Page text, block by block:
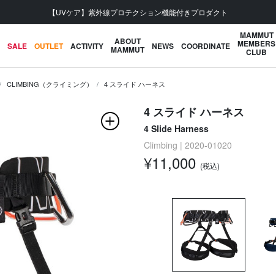
【UVケア】紫外線プロテクション機能付きプロダクト
SALE OUTLET ACTIVITY ABOUT
MAMMUT NEWS COORDINATE
MAMMUT
MEMBERS
CLUB
CLIMBING（クライミング） 4 スライド ハーネス
4 スライド ハーネス
4 Slide Harness
Climbing | 2020-01020
¥11,000 (税込)